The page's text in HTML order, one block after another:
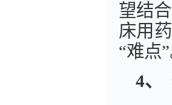
望结
床用
“难点
4、